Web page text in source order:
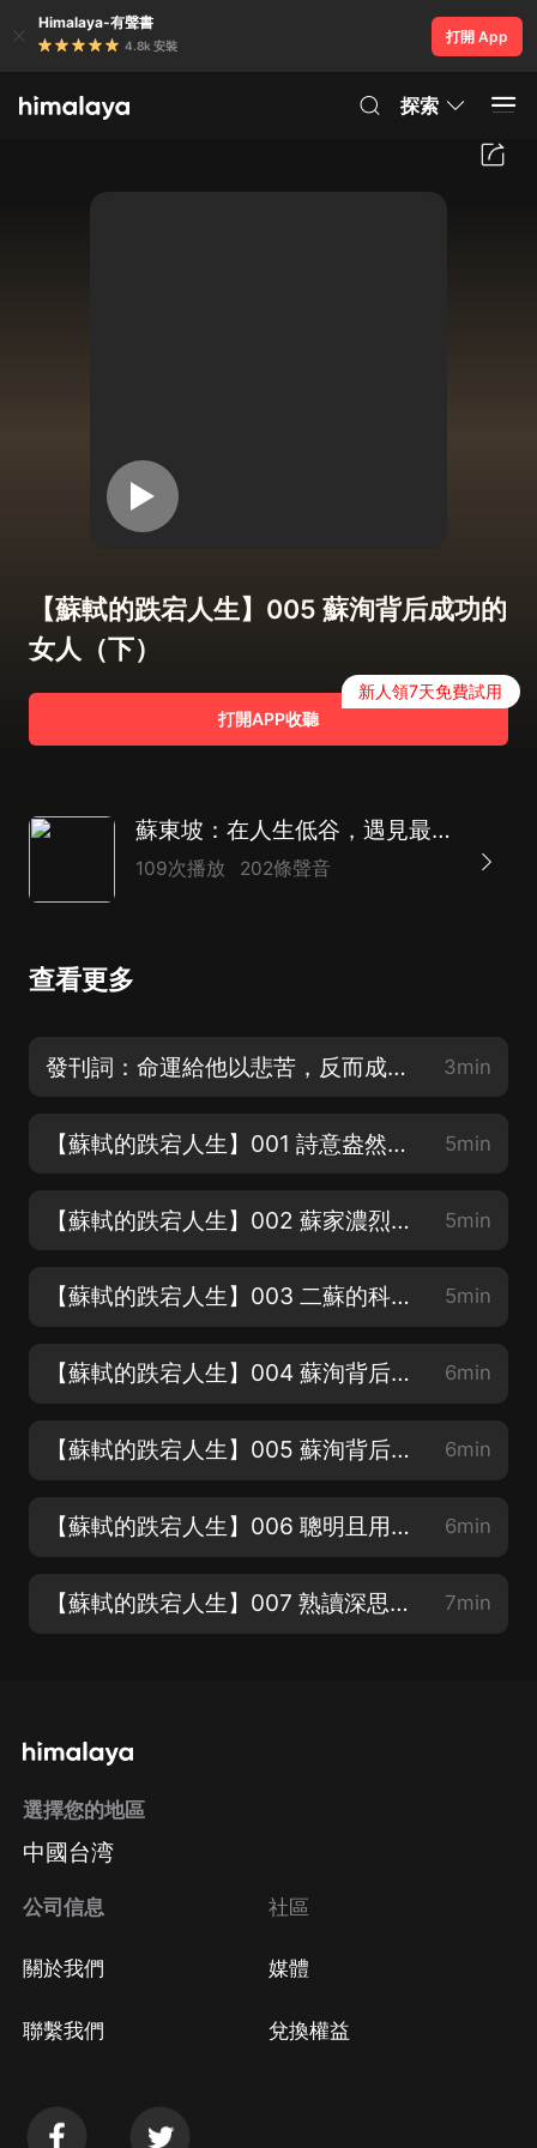
Himalaya-有聲書
4.8k 安裝
打開 App
探索
【蘇軾的跌宕人生】005 蘇洵背后成功的
女人（下）
打開APP收聽
新人領7天免費試用
蘇東坡：在人生低谷，遇見最達觀的靈魂/苦難中活出美
109次播放 202條聲音
查看更多
發刊詞：命運給他以悲苦，反而成全了他的才情和曠達 3min
【蘇軾的跌宕人生】001 詩意盎然的故鄉時光 5min
【蘇軾的跌宕人生】002 蘇家濃烈的讀書氛圍 5min
【蘇軾的跌宕人生】003 二蘇的科舉之路 5min
【蘇軾的跌宕人生】004 蘇洵背后成功的女人(上） 6min
【蘇軾的跌宕人生】005 蘇洵背后成功的女人（下） 6min
【蘇軾的跌宕人生】006 聰明且用功的少年蘇軾 6min
【蘇軾的跌宕人生】007 熟讀深思子自知 7min
選擇您的地區
中國台湾
公司信息
關於我們
聯繫我們
社區
媒體
兌換權益